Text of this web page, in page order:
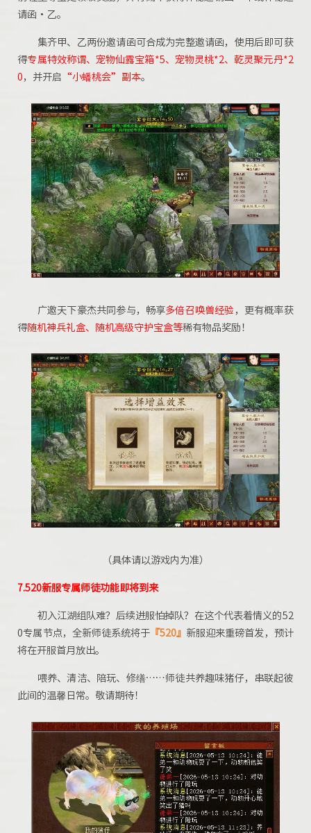
请函·乙。
集齐甲、乙两份邀请函可合成为完整邀请函，使用后即可获
得专属特效称谓、宠物仙露宝箱*5、宠物灵桃*2、乾灵聚元丹*2
0，并开启 “小蟠桃会” 副本。
广邀天下豪杰共同参与，畅享多倍召唤兽经验，更有概率获
得随机神兵礼盒、随机高级守护宝盒等稀有物品奖励！
（具体请以游戏内为准）
7.520新服专属师徒功能即将到来
初入江湖组队难？后续进服怕掉队？在这个代表着情义的52
0专属节点，全新师徒系统将于 『520』 新服迎来重磅首发，预计
将在开服首月放出。
喂养、清洁、陪玩、修缮……师徒共养趣味猪仔，串联起彼
此间的温馨日常。敬请期待！